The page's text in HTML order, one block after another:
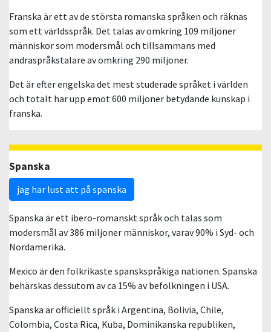
Franska är ett av de största romanska språken och räknas
som ett världsspråk. Det talas av omkring 109 miljoner
människor som modersmål och tillsammans med
andraspråkstalare av omkring 290 miljoner.
Det är efter engelska det mest studerade språket i världen
och totalt har upp emot 600 miljoner betydande kunskap i
franska.
Spanska
jag har lust att på spanska
Spanska är ett ibero-romanskt språk och talas som
modersmål av 386 miljoner människor, varav 90% i Syd- och
Nordamerika.
Mexico är den folkrikaste spanskspråkiga nationen. Spanska
behärskas dessutom av ca 15% av befolkningen i USA.
Spanska är officiellt språk i Argentina, Bolivia, Chile,
Colombia, Costa Rica, Kuba, Dominikanska republiken,